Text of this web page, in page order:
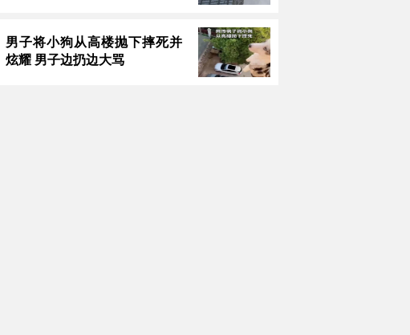
男子将小狗从高楼抛下摔死并
炫耀 男子边扔边大骂